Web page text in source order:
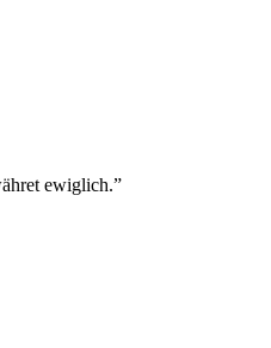
ewiglich.”